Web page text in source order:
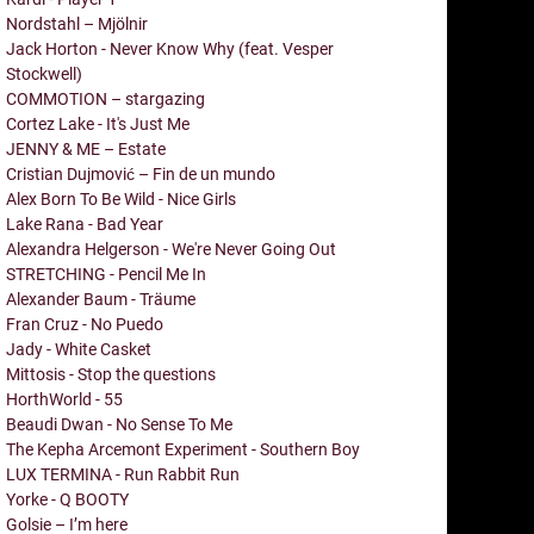
Nordstahl – Mjölnir
Jack Horton - Never Know Why (feat. Vesper
Stockwell)
COMMOTION – stargazing
Cortez Lake - It's Just Me
JENNY & ME – Estate
Cristian Dujmović – Fin de un mundo
Alex Born To Be Wild - Nice Girls
Lake Rana - Bad Year
Alexandra Helgerson - We're Never Going Out
STRETCHING - Pencil Me In
Alexander Baum - Träume
Fran Cruz - No Puedo
Jady - White Casket
Mittosis - Stop the questions
HorthWorld - 55
Beaudi Dwan - No Sense To Me
The Kepha Arcemont Experiment - Southern Boy
LUX TERMINA - Run Rabbit Run
Yorke - Q BOOTY
Golsie – I’m here